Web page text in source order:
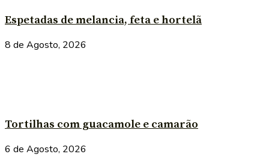
Espetadas de melancia, feta e hortelã
8 de Agosto, 2026
Tortilhas com guacamole e camarão
6 de Agosto, 2026